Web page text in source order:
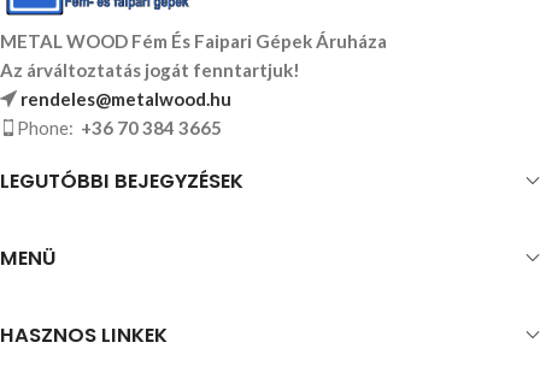
METAL WOOD Fém És Faipari Gépek Áruháza
Az árváltoztatás jogát fenntartjuk!
rendeles@metalwood.hu
Phone: +36 70 384 3665
LEGUTÓBBI BEJEGYZÉSEK
MENÜ
HASZNOS LINKEK